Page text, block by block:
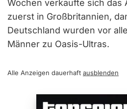
Wochen verkaufte sich das
zuerst in Großbritannien,
Deutschland wurden vor
Männer zu Oasis-Ultras.
Alle Anzeigen dauerhaft ausblenden